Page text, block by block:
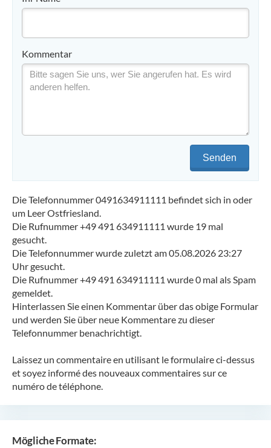
Kommentar
Senden
Die Telefonnummer 0491634911111 befindet sich in oder
um Leer Ostfriesland.
Die Rufnummer +49 491 634911111 wurde 19 mal
gesucht.
Die Telefonnummer wurde zuletzt am 05.08.2026 23:27
Uhr gesucht.
Die Rufnummer +49 491 634911111 wurde 0 mal als Spam
gemeldet.
Hinterlassen Sie einen Kommentar über das obige Formular
und werden Sie über neue Kommentare zu dieser
Telefonnummer benachrichtigt.
Laissez un commentaire en utilisant le formulaire ci-dessus
et soyez informé des nouveaux commentaires sur ce
numéro de téléphone.
Mögliche Formate: